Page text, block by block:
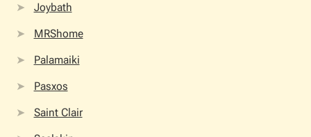
Joybath
MRShome
Palamaiki
Pasxos
Saint Clair